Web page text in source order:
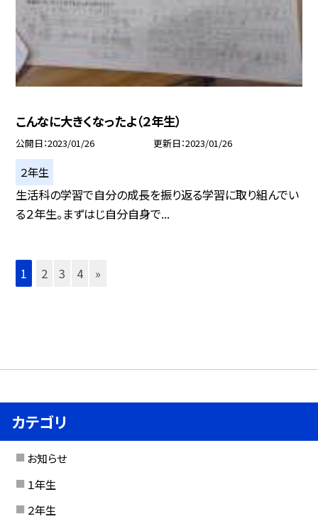
こんなに大きくなったよ（２年生）
公開日 2023/01/26 更新日 2023/01/26
２年生
生活科の学習で自分の成長を振り返る学習に取り組んでい
る２年生。まずはじ自分自身で...
1 2 3 4 »
カテゴリ
お知らせ
１年生
２年生